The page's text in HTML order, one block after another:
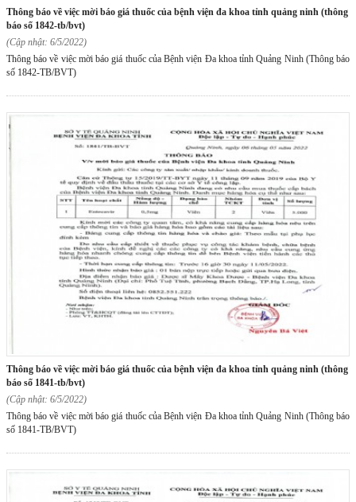
thông báo về việc mời báo giá thuốc của bệnh viện đa khoa tỉnh quảng ninh (thông
báo số 1842-tb/bvt)
(Cập nhật: 6/5/2022)
Thông báo về việc mời báo giá thuốc của Bệnh viện Đa khoa tỉnh Quảng Ninh (Thông báo
số 1842-TB/BVT)
thông báo về việc mời báo giá thuốc của bệnh viện đa khoa tỉnh quảng ninh (thông
báo số 1841-tb/bvt)
(Cập nhật: 6/5/2022)
Thông báo về việc mời báo giá thuốc của Bệnh viện Đa khoa tỉnh Quảng Ninh (Thông báo
số 1841-TB/BVT)